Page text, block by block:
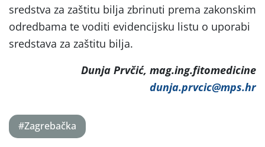
sredstva za zaštitu bilja zbrinuti prema zakonskim
odredbama te voditi evidencijsku listu o uporabi
sredstava za zaštitu bilja.
Dunja Prvčić, mag.ing.fitomedicine
dunja.prvcic@mps.hr
#Zagrebačka